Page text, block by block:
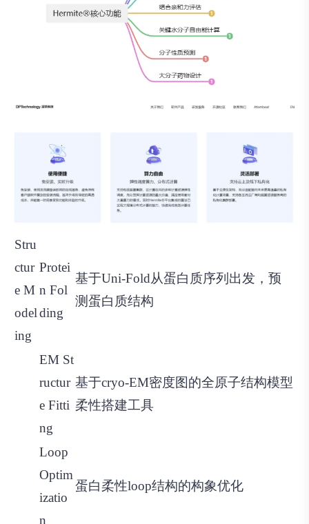
Stru
ctur
e M
odel
ing
Protei
n Fol
ding
基于Uni-Fold从蛋白质序列出发，预
测蛋白质结构
EM St
ructur
e Fitti
ng
基于cryo-EM密度图的全原子结构模型
柔性搭建工具
Loop
Optim
izatio
n
蛋白柔性loop结构的构象优化